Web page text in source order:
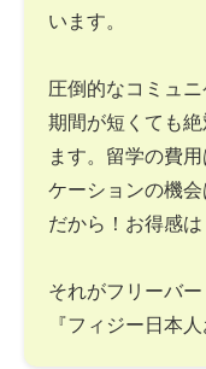
います。
圧倒的なコミュ
期間が短くても
ます。留学の費
ケーションの機会
だから！お得感は
それがフリーバ
『フィジー日本